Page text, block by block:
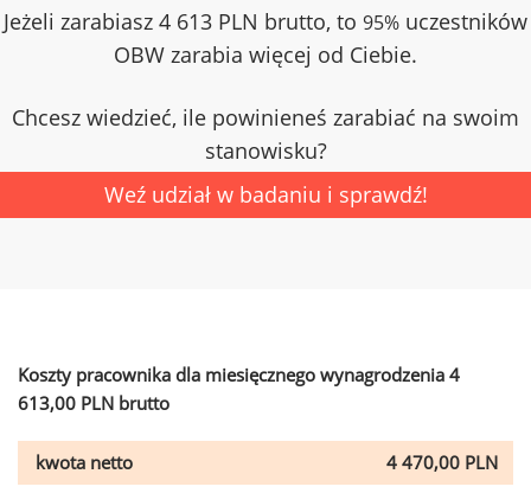
Jeżeli zarabiasz 4 613 PLN brutto, to 95% uczestników
OBW zarabia więcej od Ciebie.
Chcesz wiedzieć, ile powinieneś zarabiać na swoim
stanowisku?
Weź udział w badaniu i sprawdź!
Koszty pracownika dla miesięcznego wynagrodzenia 4
613,00 PLN brutto
kwota netto
4 470,00 PLN